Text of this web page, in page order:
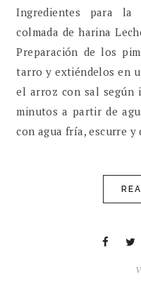
Ingredientes para la
colmada de harina
Preparación de los
tarro y extiéndelos en
el arroz con sal según
minutos a partir de
con agua fría, escurre y